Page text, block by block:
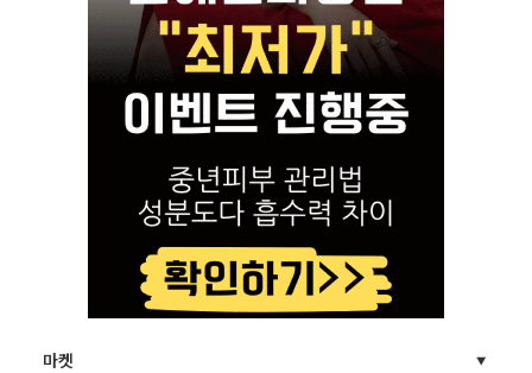
마켓